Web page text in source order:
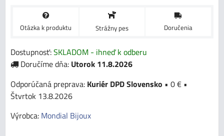
Otázka k produktu Strážny pes Doručenia
Dostupnosť:SKLADOM - ihneď k odberu
Doručíme dňa: Utorok 11.8.2026
Kuriér DPD Slovensko • 0 € •
Štvrtok 13.8.2026
Výrobca: Mondial Bijoux